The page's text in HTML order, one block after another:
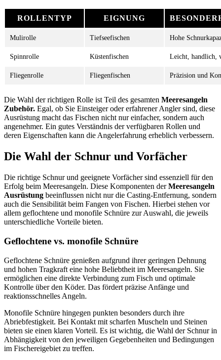
ROLLENTYP EIGNUNG
Mulirolle Tiefseefischen Hohe
Spinnrolle Küstenfischen Leicht, handlich,
Fliegenrolle Fliegenfischen Präzision und
Die Wahl der richtigen Rolle ist Teil des gesamten Meeresangeln
Zubehör. Egal, ob Sie Einsteiger oder erfahrener Angler sind, diese
Ausrüstung macht das Fischen nicht nur einfacher, sondern auch
angenehmer. Ein gutes Verständnis der verfügbaren Rollen und
deren Eigenschaften kann die Angelerfahrung erheblich verbessern.
Die Wahl der Schnur und Vorfächer
Die richtige Schnur und geeignete Vorfächer sind essenziell für den
Erfolg beim Meeresangeln. Diese Komponenten derMeeresangeln
Ausrüstung beeinflussen nicht nur die Casting-Entfernung, sondern
auch die Sensibilität beim Fangen von Fischen. Hierbei stehen vor
allem geflochtene und monofile Schnüre zur Auswahl, die jeweils
unterschiedliche Vorteile bieten.
Geflochtene vs. monofile Schnüre
Geflochtene Schnüre genießen aufgrund ihrer geringen Dehnung
und hohen Tragkraft eine hohe Beliebtheit im Meeresangeln. Sie
ermöglichen eine direkte Verbindung zum Fisch und optimale
Kontrolle über den Köder. Das fördert präzise Anfänge und
reaktionsschnelles Angeln.
Monofile Schnüre hingegen punkten besonders durch ihre
Abriebfestigkeit. Bei Kontakt mit scharfen Muscheln und Steinen
bieten sie einen klaren Vorteil. Es ist wichtig, die Wahl der Schnur in
Abhängigkeit von den jeweiligen Gegebenheiten und Bedingungen
im Fischereigebiet zu treffen.